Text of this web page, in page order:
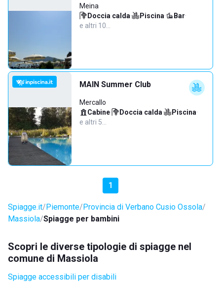
Meina
Doccia calda· Piscina· Bar·
e altri 10…
MAIN Summer Club
Mercallo
Cabine· Doccia calda· Piscina·
e altri 5…
1
Spiagge.it Piemonte Provincia di Verbano Cusio Ossola
Massiola Spiagge per bambini
Scopri le diverse tipologie di spiagge nel
comune di Massiola
Spiagge accessibili per disabili